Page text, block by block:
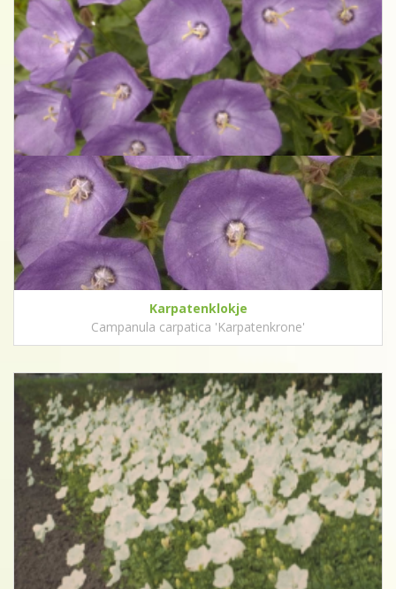
Karpatenklokje
Campanula carpatica 'Karpatenkrone'